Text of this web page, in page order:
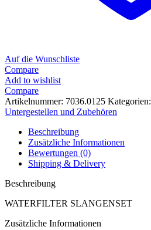
Auf die Wunschliste
Compare
Add to wishlist
Compare
Artikelnummer: 7036.0125 Kategorien:
Untergestellen und Zubehören
Beschreibung
Zusätzliche Informationen
Bewertungen (0)
Shipping & Delivery
Beschreibung
WATERFILTER SLANGENSET
Zusätzliche Informationen